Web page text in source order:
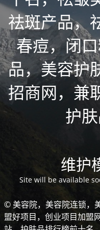
祛斑产品，
春痘，闭
品，美容护
招商网，兼
护
维护
Site will be available
© 美容院，美容院连锁，
盟好项目，创业项目加盟